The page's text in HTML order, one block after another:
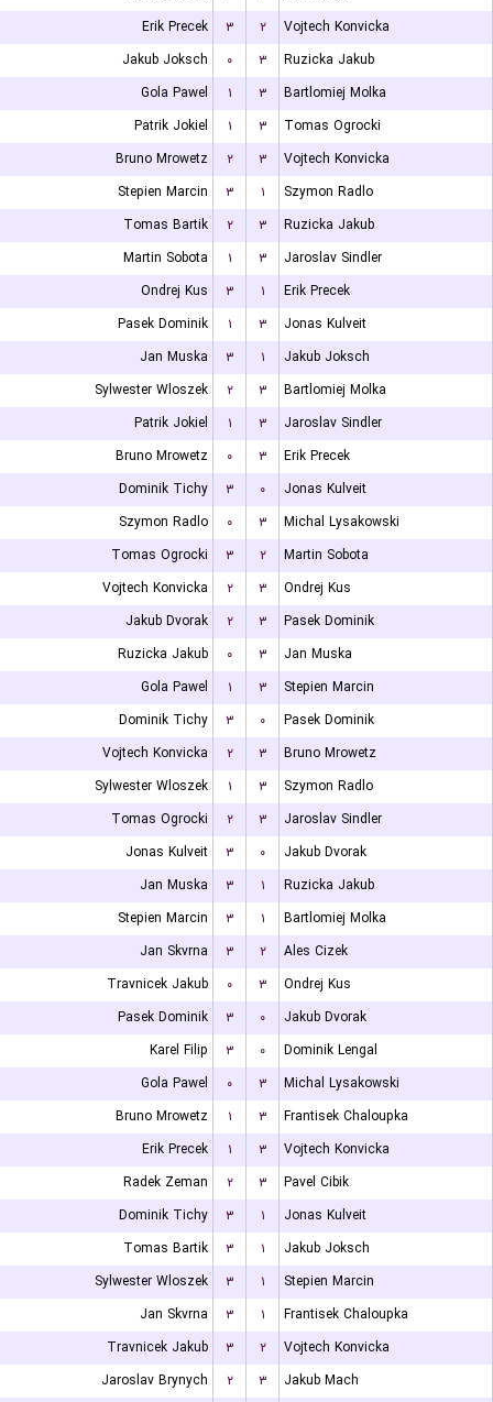
Erik Precek
۳ ۲
Vojtech Konvicka
Jakub Joksch
۰ ۳
Ruzicka Jakub
Gola Pawel
۱ ۳
Bartlomiej Molka
Patrik Jokiel
۱ ۳
Tomas Ogrocki
Bruno Mrowetz
۲ ۳
Vojtech Konvicka
Stepien Marcin
۳ ۱
Szymon Radlo
Tomas Bartik
۲ ۳
Ruzicka Jakub
Martin Sobota
۱ ۳
Jaroslav Sindler
Ondrej Kus
۳ ۱
Erik Precek
Pasek Dominik
۱ ۳
Jonas Kulveit
Jan Muska
۳ ۱
Jakub Joksch
Sylwester Wloszek
۲ ۳
Bartlomiej Molka
Patrik Jokiel
۱ ۳
Jaroslav Sindler
Bruno Mrowetz
۰ ۳
Erik Precek
Dominik Tichy
۳ ۰
Jonas Kulveit
Szymon Radlo
۰ ۳
Michal Lysakowski
Tomas Ogrocki
۳ ۲
Martin Sobota
Vojtech Konvicka
۲ ۳
Ondrej Kus
Jakub Dvorak
۲ ۳
Pasek Dominik
Ruzicka Jakub
۰ ۳
Jan Muska
Gola Pawel
۱ ۳
Stepien Marcin
Dominik Tichy
۳ ۰
Pasek Dominik
Vojtech Konvicka
۲ ۳
Bruno Mrowetz
Sylwester Wloszek
۱ ۳
Szymon Radlo
Tomas Ogrocki
۲ ۳
Jaroslav Sindler
Jonas Kulveit
۳ ۰
Jakub Dvorak
Jan Muska
۳ ۱
Ruzicka Jakub
Stepien Marcin
۳ ۱
Bartlomiej Molka
Jan Skvrna
۳ ۲
Ales Cizek
Travnicek Jakub
۰ ۳
Ondrej Kus
Pasek Dominik
۳ ۰
Jakub Dvorak
Karel Filip
۳ ۰
Dominik Lengal
Gola Pawel
۰ ۳
Michal Lysakowski
Bruno Mrowetz
۱ ۳
Frantisek Chaloupka
Erik Precek
۱ ۳
Vojtech Konvicka
Radek Zeman
۲ ۳
Pavel Cibik
Dominik Tichy
۳ ۱
Jonas Kulveit
Tomas Bartik
۳ ۱
Jakub Joksch
Sylwester Wloszek
۳ ۱
Stepien Marcin
Jan Skvrna
۳ ۱
Frantisek Chaloupka
Travnicek Jakub
۳ ۲
Vojtech Konvicka
Jaroslav Brynych
۲ ۳
Jakub Mach